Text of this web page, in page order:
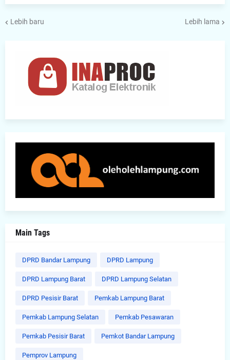
Lebih baru Lebih lama
Main Tags
DPRD Bandar Lampung DPRD Lampung
DPRD Lampung Barat DPRD Lampung Selatan
DPRD Pesisir Barat Pemkab Lampung Barat
Pemkab Lampung Selatan Pemkab Pesawaran
Pemkab Pesisir Barat Pemkot Bandar Lampung
Pemprov Lampung